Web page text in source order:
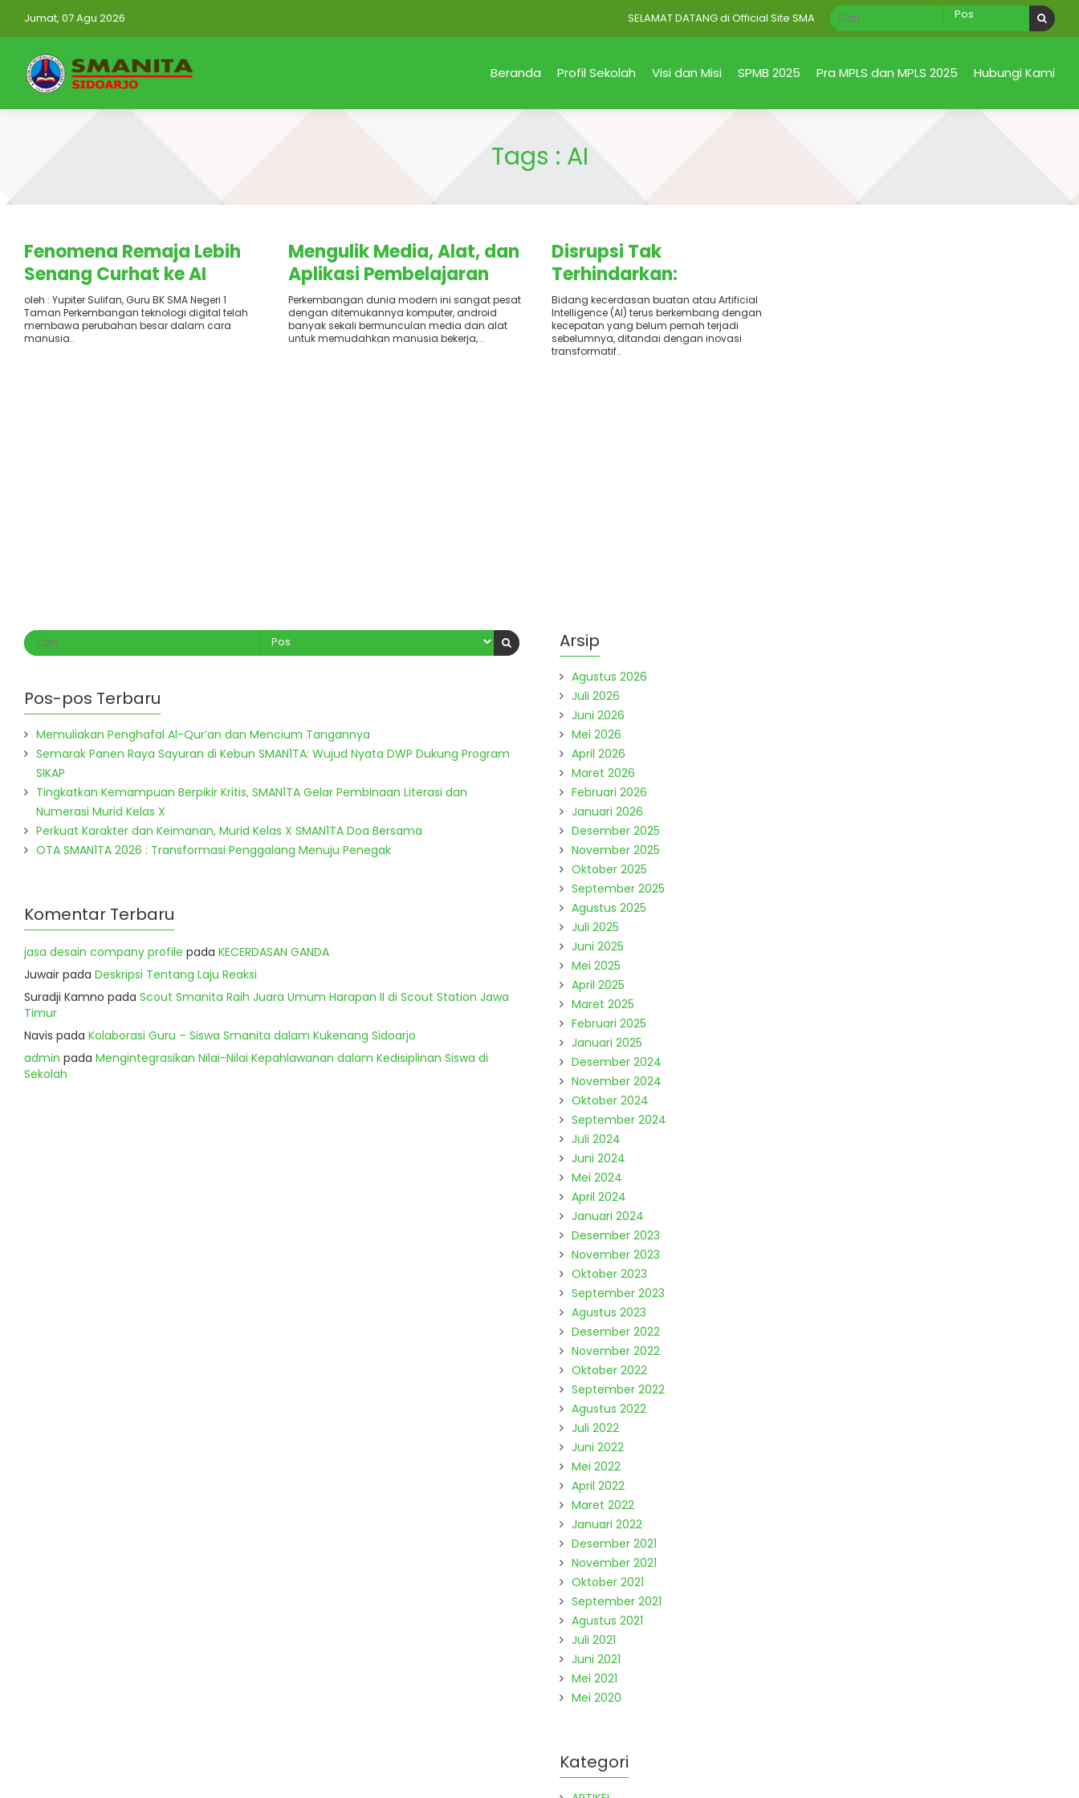
Jumat, 07 Agu 2026 SELAMAT DATANG di Official Site SMA Negeri 1 Taman Sidoarjo Jawa Timur
Beranda Profil Sekolah Visi dan Misi SPMB 2025 Pra MPLS dan MPLS 2025 Hubungi Kami
Tags : AI
Fenomena Remaja Lebih
Senang Curhat ke AI
oleh : Yupiter Sulifan, Guru BK SMA Negeri 1
Taman Perkembangan teknologi digital telah
membawa perubahan besar dalam cara
manusia..
Mengulik Media, Alat, dan
Aplikasi Pembelajaran
Deep Learning Mata
Pelajaran Seni Rupa
Perkembangan dunia modern ini sangat pesat
dengan ditemukannya komputer, android
banyak sekali bermunculan media dan alat
untuk memudahkan manusia bekerja, ..
Disrupsi Tak
Terhindarkan:
Perkembangan Artificial
Inteligence dan Lanskap
Persaingan AI Global
Bidang kecerdasan buatan atau Artificial
Intelligence (AI) terus berkembang dengan
kecepatan yang belum pernah terjadi
sebelumnya, ditandai dengan inovasi
transformatif..
Pos-pos Terbaru
Memuliakan Penghafal Al-Qur’an dan Mencium Tangannya
Semarak Panen Raya Sayuran di Kebun SMAN1TA: Wujud Nyata DWP Dukung Program
SIKAP
Tingkatkan Kemampuan Berpikir Kritis, SMAN1TA Gelar Pembinaan Literasi dan
Numerasi Murid Kelas X
Perkuat Karakter dan Keimanan, Murid Kelas X SMAN1TA Doa Bersama
OTA SMAN1TA 2026 : Transformasi Penggalang Menuju Penegak
Komentar Terbaru
jasa desain company profile pada KECERDASAN GANDA
Juwair pada Deskripsi Tentang Laju Reaksi
Suradji Kamno pada Scout Smanita Raih Juara Umum Harapan II di Scout Station Jawa
Timur
Navis pada Kolaborasi Guru – Siswa Smanita dalam Kukenang Sidoarjo
admin pada Mengintegrasikan Nilai-Nilai Kepahlawanan dalam Kedisiplinan Siswa di
Sekolah
Arsip
Agustus 2026
Juli 2026
Juni 2026
Mei 2026
April 2026
Maret 2026
Februari 2026
Januari 2026
Desember 2025
November 2025
Oktober 2025
September 2025
Agustus 2025
Juli 2025
Juni 2025
Mei 2025
April 2025
Maret 2025
Februari 2025
Januari 2025
Desember 2024
November 2024
Oktober 2024
September 2024
Juli 2024
Juni 2024
Mei 2024
April 2024
Januari 2024
Desember 2023
November 2023
Oktober 2023
September 2023
Agustus 2023
Desember 2022
November 2022
Oktober 2022
September 2022
Agustus 2022
Juli 2022
Juni 2022
Mei 2022
April 2022
Maret 2022
Januari 2022
Desember 2021
November 2021
Oktober 2021
September 2021
Agustus 2021
Juli 2021
Juni 2021
Mei 2021
Mei 2020
Kategori